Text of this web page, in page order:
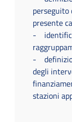
presente
-
-
degli
stazioni